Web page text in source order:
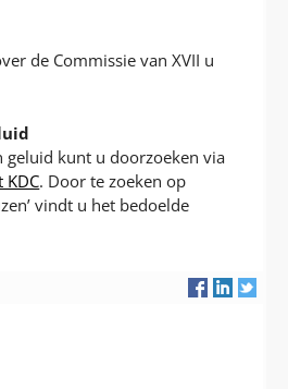
de Commissie van XVII u
geluid kunt u doorzoeken via
KDC. Door te zoeken op
vindt u het bedoelde